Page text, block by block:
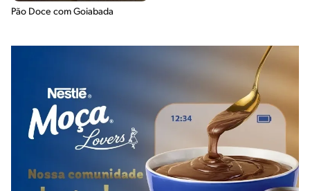
Pão Doce com Goiabada